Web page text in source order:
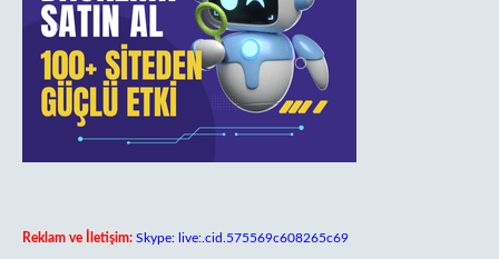
Reklam ve İletişim: Skype: live:.cid.575569c608265c69